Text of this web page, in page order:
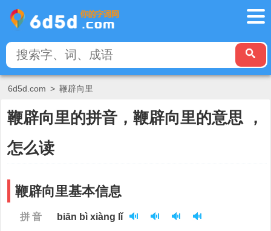
6d5d.com > 鞭辟向里
鞭辟向里的拼音，鞭辟向里的意思 ，
怎么读
鞭辟向里基本信息
拼 音
biān bì xiàng lǐ